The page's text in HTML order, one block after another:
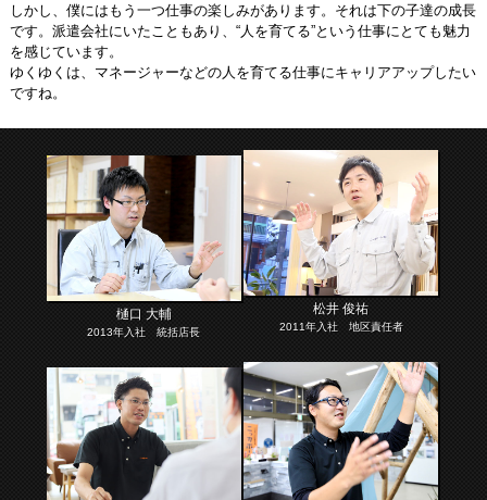
しかし、僕にはもう一つ仕事の楽しみがあります。それは下の子達の成長
です。派遣会社にいたこともあり、“人を育てる”という仕事にとても魅力
を感じています。
ゆくゆくは、マネージャーなどの人を育てる仕事にキャリアアップしたい
ですね。
樋口 大輔
2013年入社 統括店長
松井 俊祐
2011年入社 地区責任者